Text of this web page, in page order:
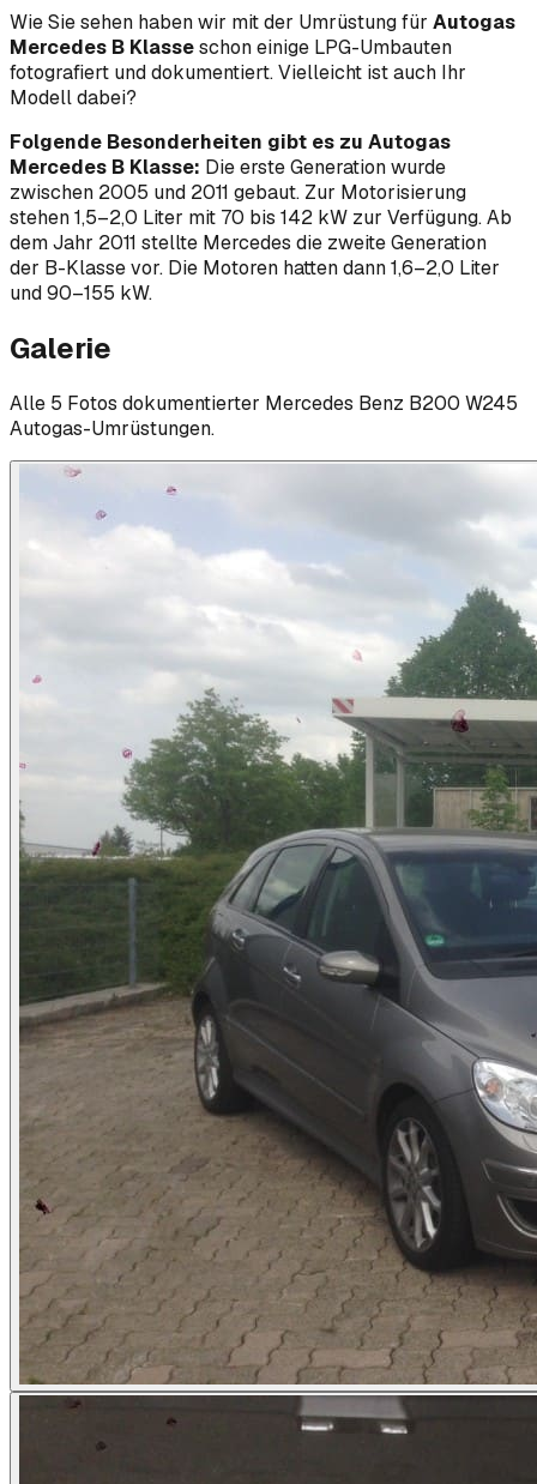
Wie Sie sehen haben wir mit der Umrüstung für Autogas
Mercedes B Klasseschon einige LPG-Umbauten
fotografiert und dokumentiert. Vielleicht ist auch Ihr
Modell dabei?
Folgende Besonderheiten gibt es zu Autogas
Mercedes B Klasse: Die erste Generation wurde
zwischen 2005 und 2011 gebaut. Zur Motorisierung
stehen 1,5–2,0 Liter mit 70 bis 142 kW zur Verfügung. Ab
dem Jahr 2011 stellte Mercedes die zweite Generation
der B-Klasse vor. Die Motoren hatten dann 1,6–2,0 Liter
und 90–155 kW.
Galerie
Alle 5 Fotos dokumentierter Mercedes Benz B200 W245
Autogas-Umrüstungen.